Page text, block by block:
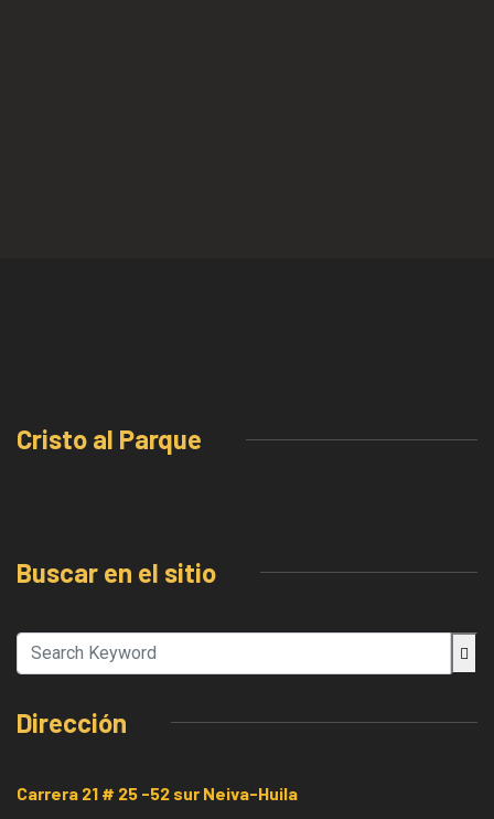
Cristo al Parque
Buscar en el sitio
Dirección
Carrera 21 # 25 -52 sur Neiva-Huila